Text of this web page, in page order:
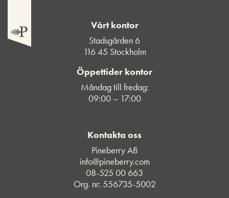
Vårt kontor
Stadsgården 6
116 45 Stockholm
Öppettider kontor
Måndag till fredag:
09:00 – 17:00
Kontakta oss
Pineberry AB
info@pineberry.com
08-525 00 663
Org. nr: 556735-5002